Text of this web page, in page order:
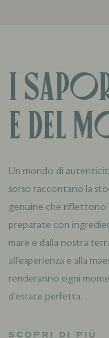
I
e del
Un mondo di
sorso raccontano la
genuine che riflettono
preparate con
mare e dalla nostra
all’esperienza e alla
renderanno ogni
d’estate perfetta.
SCOPRI DI PIÙ